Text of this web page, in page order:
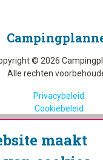
© 2026
Alle rechten
Privacybeleid
Cookiebeleid
maakt